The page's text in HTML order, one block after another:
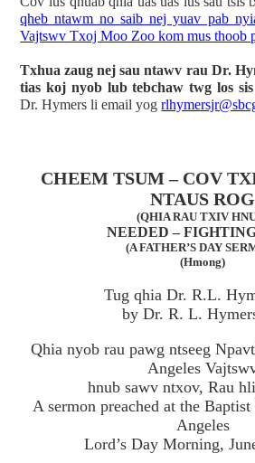
qheb ntawm no saib nej yuav pab
Vajtswv Txoj Moo Zoo kom mus thoob
Txhua zaug nej sau ntawv rau Dr.
tias koj nyob lub tebchaw twg los
Dr. Hymers li email yog
CHEEM TSUM – COV
NTAUS ROG
(QHIA RAU TXIV
NEEDED –
(A FATHER’S DAY
(Hmong)
Tug qhia Dr. R.L.
by Dr. R. L.
Qhia nyob rau pawg ntseeg
Angeles
hnub sawv ntxov, Rau
A sermon preached at the
Angeles
Lord’s Day Morning,